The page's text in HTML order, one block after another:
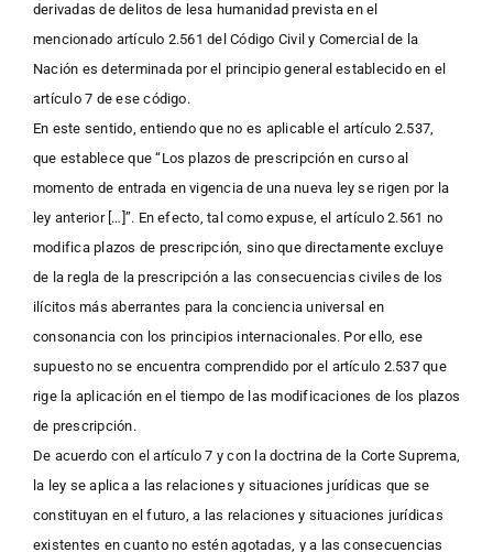
derivadas de delitos de lesa humanidad prevista en el
mencionado artículo 2.561 del Código Civil y Comercial de la
Nación es determinada por el principio general establecido en el
artículo 7 de ese código.
En este sentido, entiendo que no es aplicable el artículo 2.537,
que establece que “Los plazos de prescripción en curso al
momento de entrada en vigencia de una nueva ley se rigen por la
ley anterior […]”. En efecto, tal como expuse, el artículo 2.561 no
modifica plazos de prescripción, sino que directamente excluye
de la regla de la prescripción a las consecuencias civiles de los
ilícitos más aberrantes para la conciencia universal en
consonancia con los principios internacionales. Por ello, ese
supuesto no se encuentra comprendido por el artículo 2.537 que
rige la aplicación en el tiempo de las modificaciones de los plazos
de prescripción.
De acuerdo con el artículo 7 y con la doctrina de la Corte Suprema,
la ley se aplica a las relaciones y situaciones jurídicas que se
constituyan en el futuro, a las relaciones y situaciones jurídicas
existentes en cuanto no estén agotadas, y a las consecuencias